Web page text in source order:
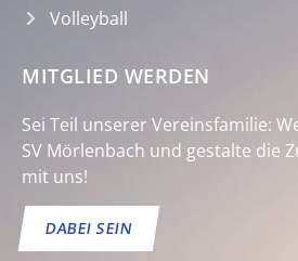
Volleyball
MITGLIED WERDEN
Sei Teil unserer Vereinsfamilie:
SV Mörlenbach und gestalte die
mit uns!
DABEI SEIN